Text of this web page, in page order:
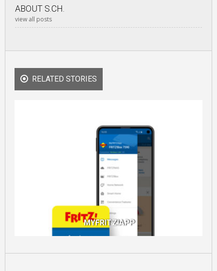
ABOUT S.CH.
view all posts
RELATED STORIES
MYFRITZ!APP